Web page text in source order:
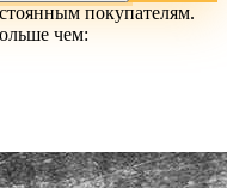
покупателям.
чем: